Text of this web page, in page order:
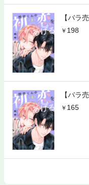
【バラ
198
【バラ
165